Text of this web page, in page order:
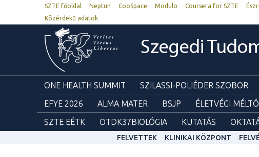
SZTE főoldal Neptun CooSpace Modulo Coursera for SZTE
Közérdekű adatok
Szegedi
ONE HEALTH SUMMIT SZILASSI-POLIÉDER SZOBOR
EFYE 2026
ALMA MATER BSJP ÉLETVÉGI
SZTE EÉTK
OTDK37BIOLÓGIA KUTATÁS
FELVETTEK KLINIKAI KÖZPONT